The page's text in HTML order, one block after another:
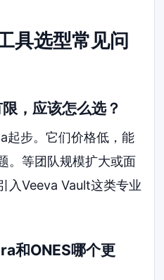
具选型常见问
，应该怎么选？
起步。它们价格低，能
。等团队规模扩大或面
入Veeva Vault这类专业
和ONES哪个更